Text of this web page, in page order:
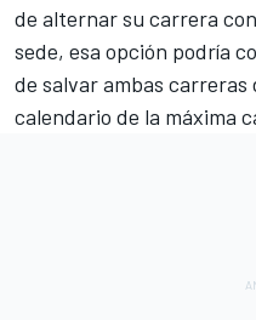
de alternar su carrera
sede, esa opción podría
de salvar ambas
calendario de la máxima